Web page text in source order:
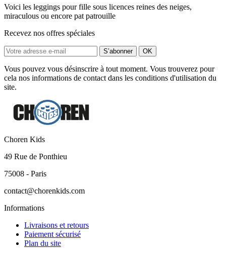
Voici les leggings pour fille sous licences reines des neiges,
miraculous ou encore pat patrouille
Recevez nos offres spéciales
Vous pouvez vous désinscrire à tout moment. Vous trouverez pour
cela nos informations de contact dans les conditions d'utilisation du
site.
Choren Kids
49 Rue de Ponthieu
75008 - Paris
contact@chorenkids.com
Informations
Livraisons et retours
Paiement sécurisé
Plan du site